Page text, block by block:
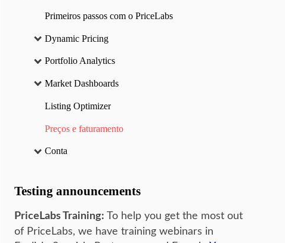
Primeiros passos com o PriceLabs
Dynamic Pricing
Portfolio Analytics
Market Dashboards
Listing Optimizer
Preços e faturamento
Conta
Testing announcements
PriceLabs Training: To help you get the most out
of PriceLabs, we have training webinars in